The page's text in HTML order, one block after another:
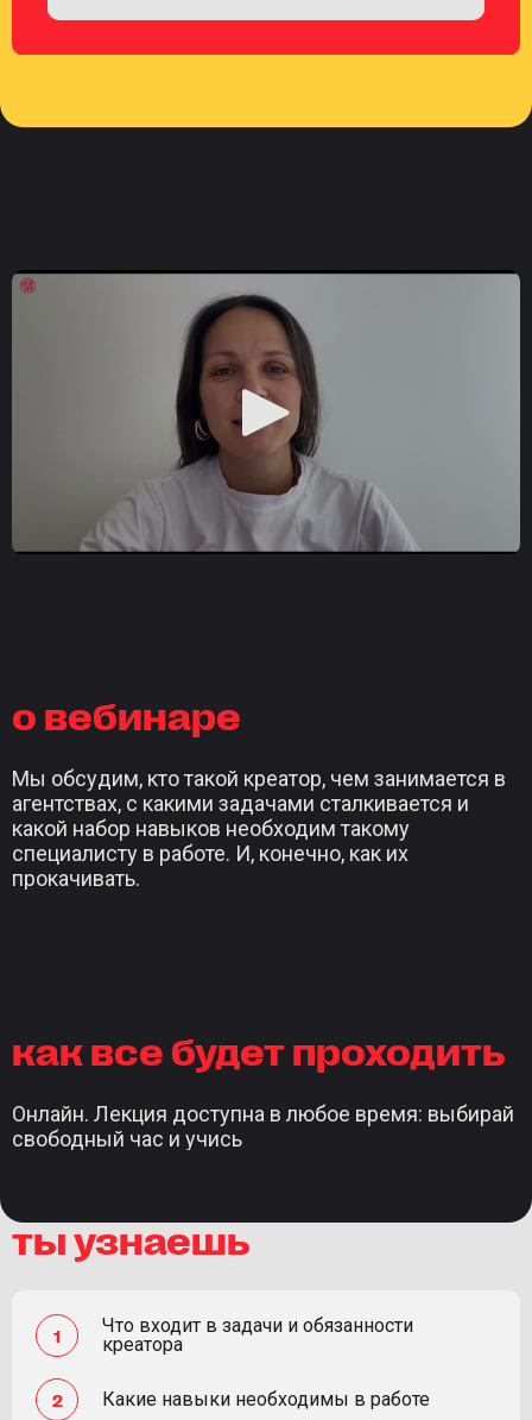
о вебинаре
Мы обсудим, кто такой креатор, чем занимается в
агентствах, с какими задачами сталкивается и
какой набор навыков необходим такому
специалисту в работе. И, конечно, как их
прокачивать.
как все будет проходить
Онлайн. Лекция доступна в любое время: выбирай
свободный час и учись
ты узнаешь
Что входит в задачи и обязанности
креатора
Какие навыки необходимы в работе